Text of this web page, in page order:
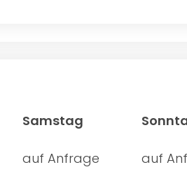
Samstag
auf Anfrage auf